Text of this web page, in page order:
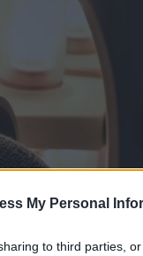
My Personal
to third parties,